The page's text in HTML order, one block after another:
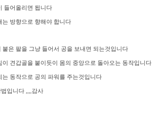
들어올리면 됩니다
는 방향으로 향해야 합니다
붙은 팔을 그냥 들어서 공을 보내면 되는것입니다
이 견갑골을 붙이듯이 몸의 중앙으로 돌아오는 동작입니다
는 동작으로 공의 파워를 주는것입니다
입니다 ,,,,감사